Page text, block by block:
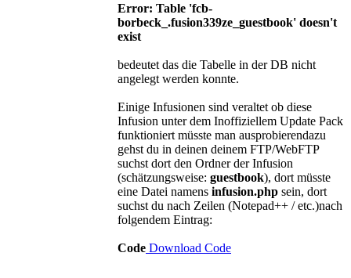
Error: Table 'fcb-
borbeck_.fusion339ze_guestbook' doesn't
exist
bedeutet das die Tabelle in der DB nicht
angelegt werden konnte.
Einige Infusionen sind veraltet ob diese
Infusion unter dem Inoffiziellem Update Pack
funktioniert müsste man ausprobierendazu
gehst du in deinen deinem FTP/WebFTP
suchst dort den Ordner der Infusion
(schätzungsweise: guestbook), dort müsste
eine Datei namens infusion.php sein, dort
suchst du nach Zeilen (Notepad++ / etc.)nach
folgendem Eintrag:
Code Download Code